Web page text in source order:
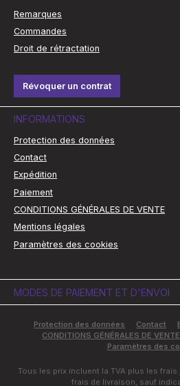
Remarques
Commandes
Droit de rétractation
Révoquer un contrat
INFORMATIONS
Protection des données
Contact
Expédition
Paiement
CONDITIONS GÉNÉRALES DE VENTE
Mentions légales
Paramètres des cookies
MODES DE PAIEMENT ET D'ENVOI
Protection des données Contact
CONDITIONS GÉNÉRALES DE VENTE
Paramètres des
Tous les prix incluent la TVA plus les frais
frais de livraison, sauf